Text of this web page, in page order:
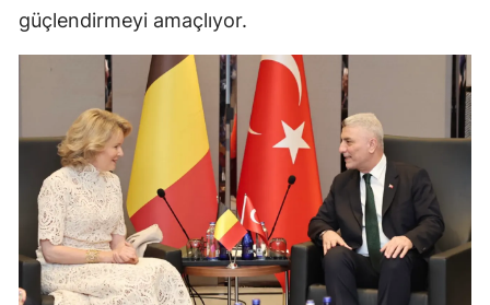
Trabzon
Şanlıurfa
Uşak
Van
güçlendirmeyi amaçlıyor.